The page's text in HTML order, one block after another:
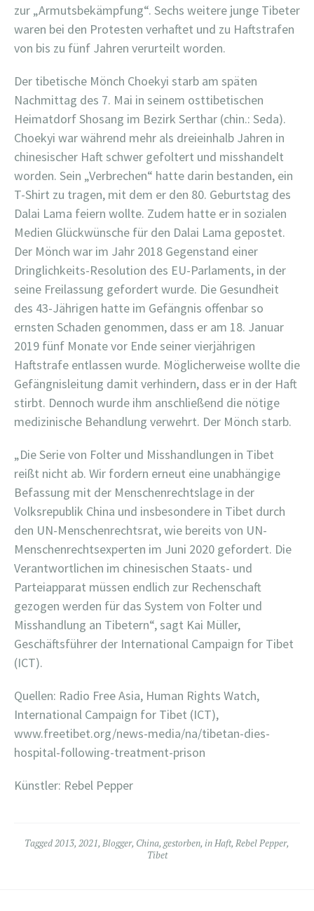
zur „Armutsbekämpfung“. Sechs weitere junge Tibeter
waren bei den Protesten verhaftet und zu Haftstrafen
von bis zu fünf Jahren verurteilt worden.
Der tibetische Mönch Choekyi starb am späten
Nachmittag des 7. Mai in seinem osttibetischen
Heimatdorf Shosang im Bezirk Serthar (chin.: Seda).
Choekyi war während mehr als dreieinhalb Jahren in
chinesischer Haft schwer gefoltert und misshandelt
worden. Sein „Verbrechen“ hatte darin bestanden, ein
T-Shirt zu tragen, mit dem er den 80. Geburtstag des
Dalai Lama feiern wollte. Zudem hatte er in sozialen
Medien Glückwünsche für den Dalai Lama gepostet.
Der Mönch war im Jahr 2018 Gegenstand einer
Dringlichkeits-Resolution des EU-Parlaments, in der
seine Freilassung gefordert wurde. Die Gesundheit
des 43-Jährigen hatte im Gefängnis offenbar so
ernsten Schaden genommen, dass er am 18. Januar
2019 fünf Monate vor Ende seiner vierjährigen
Haftstrafe entlassen wurde. Möglicherweise wollte die
Gefängnisleitung damit verhindern, dass er in der Haft
stirbt. Dennoch wurde ihm anschließend die nötige
medizinische Behandlung verwehrt. Der Mönch starb.
„Die Serie von Folter und Misshandlungen in Tibet
reißt nicht ab. Wir fordern erneut eine unabhängige
Befassung mit der Menschenrechtslage in der
Volksrepublik China und insbesondere in Tibet durch
den UN-Menschenrechtsrat, wie bereits von UN-
Menschenrechtsexperten im Juni 2020 gefordert. Die
Verantwortlichen im chinesischen Staats- und
Parteiapparat müssen endlich zur Rechenschaft
gezogen werden für das System von Folter und
Misshandlung an Tibetern“, sagt Kai Müller,
Geschäftsführer der International Campaign for Tibet
(ICT).
Quellen: Radio Free Asia, Human Rights Watch,
International Campaign for Tibet (ICT),
www.freetibet.org/news-media/na/tibetan-dies-
hospital-following-treatment-prison
Künstler: Rebel Pepper
Tagged2013, 2021, Blogger, China, gestorben, in Haft, Rebel Pepper,
Tibet